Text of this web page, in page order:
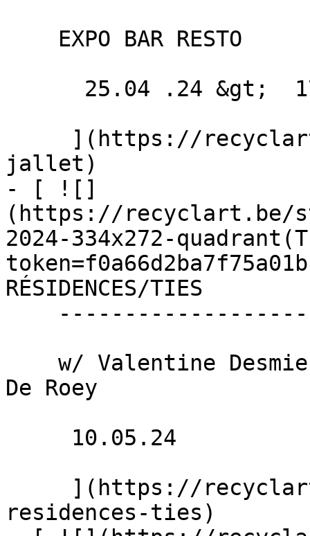
jallet)
- [ ![]
(https://recyclart.be/
2024-334x272-
RÉSIDENCES/TIES
De Roey
residences-ties)